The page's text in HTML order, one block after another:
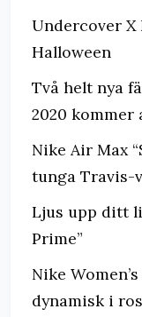
Undercover X
Halloween
Två helt nya
2020
Nike Air Max
tunga Travis-
Ljus upp ditt
Prime”
Nike
dynamisk i